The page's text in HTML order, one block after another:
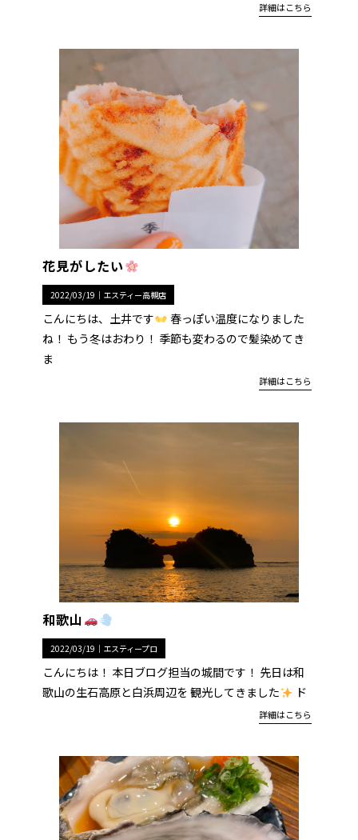
詳細はこちら
花見がしたい
2022/03/19｜ エスティー高槻店
こんにちは、土井です
春っぽい温度になりました
ね！ もう冬はおわり！ 季節も変わるので髪染めてき
ま
詳細はこちら
和歌山
2022/03/19｜ エスティープロ
こんにちは！ 本日ブログ担当の城間です！ 先日は和
歌山の生石高原と白浜周辺を 観光してきました
ド
詳細はこちら